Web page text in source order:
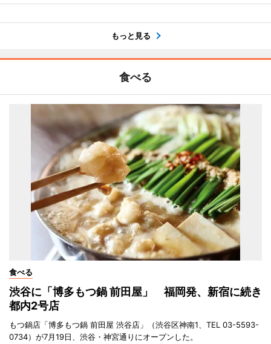
もっと見る
食べる
食べる
渋谷に「博多もつ鍋 前田屋」 福岡発、新宿に続き
都内2号店
もつ鍋店「博多もつ鍋 前田屋 渋谷店」（渋谷区神南1、TEL 03-5593-
0734）が7月19日、渋谷・神宮通りにオープンした。